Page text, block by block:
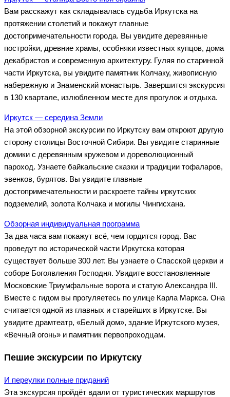
Вам расскажут как складывалась судьба Иркутска на
протяжении столетий и покажут главные
достопримечательности города. Вы увидите деревянные
постройки, древние храмы, особняки известных купцов, дома
декабристов и современную архитектуру. Гуляя по старинной
части Иркутска, вы увидите памятник Колчаку, живописную
набережную и Знаменский монастырь. Завершится экскурсия
в 130 квартале, излюбленном месте для прогулок и отдыха.
Иркутск — середина Земли
На этой обзорной экскурсии по Иркутску вам откроют другую
сторону столицы Восточной Сибири. Вы увидите старинные
домики с деревянным кружевом и дореволюционный
пароход. Узнаете байкальские сказки и традиции тофаларов,
эвенков, бурятов. Вы увидите главные
достопримечательности и раскроете тайны иркутских
подземелий, золота Колчака и могилы Чингисхана.
Обзорная индивидуальная программа
За два часа вам покажут всё, чем гордится город. Вас
проведут по исторической части Иркутска которая
существует больше 300 лет. Вы узнаете о Спасской церкви и
соборе Богоявления Господня. Увидите восстановленные
Московские Триумфальные ворота и статую Александра III.
Вместе с гидом вы прогуляетесь по улице Карла Маркса. Она
считается одной из главных и старейших в Иркутске. Вы
увидите драмтеатр, «Белый дом», здание Иркутского музея,
«Вечный огонь» и памятник первопроходцам.
Пешие экскурсии по Иркутску
И переулки полные приданий
Эта экскурсия пройдёт вдали от туристических маршрутов